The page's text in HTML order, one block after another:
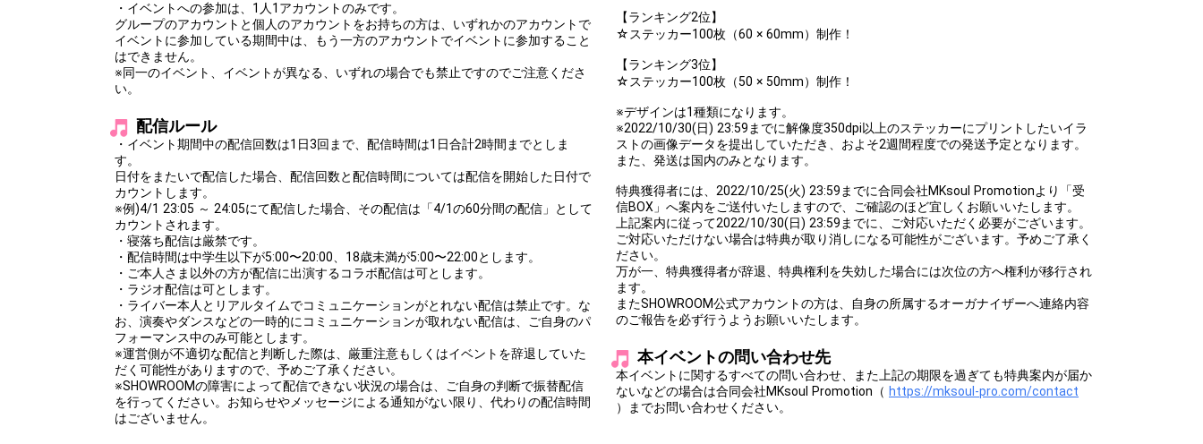
・イベントへの参加は、1人1アカウントのみです。
グループのアカウントと個人のアカウントをお持ちの方は、いずれかのアカウントで
イベントに参加している期間中は、もう一方のアカウントでイベントに参加すること
はできません。
※同一のイベント、イベントが異なる、いずれの場合でも禁止ですのでご注意くださ
い。
配信ルール
・イベント期間中の配信回数は1日3回まで、配信時間は1日合計2時間までとしま
す。
日付をまたいで配信した場合、配信回数と配信時間については配信を開始した日付で
カウントします。
※例)4/1 23:05 ～ 24:05にて配信した場合、その配信は「4/1の60分間の配信」として
カウントされます。
・寝落ち配信は厳禁です。
・配信時間は中学生以下が5:00〜20:00、18歳未満が5:00〜22:00とします。
・ご本人さま以外の方が配信に出演するコラボ配信は可とします。
・ラジオ配信は可とします。
・ライバー本人とリアルタイムでコミュニケーションがとれない配信は禁止です。な
お、演奏やダンスなどの一時的にコミュニケーションが取れない配信は、ご自身のパ
フォーマンス中のみ可能とします。
※運営側が不適切な配信と判断した際は、厳重注意もしくはイベントを辞退していた
だく可能性がありますので、予めご了承ください。
※SHOWROOMの障害によって配信できない状況の場合は、ご自身の判断で振替配信
を行ってください。お知らせやメッセージによる通知がない限り、代わりの配信時間
はございません。
【ランキング2位】
☆ステッカー100枚（60 × 60mm）制作！
【ランキング3位】
☆ステッカー100枚（50 × 50mm）制作！
※デザインは1種類になります。
※2022/10/30(日) 23:59までに解像度350dpi以上のステッカーにプリントしたいイラ
ストの画像データを提出していただき、およそ2週間程度での発送予定となります。
また、発送は国内のみとなります。
特典獲得者には、2022/10/25(火) 23:59までに合同会社MKsoul Promotionより「受
信BOX」へ案内をご送付いたしますので、ご確認のほど宜しくお願いいたします。
上記案内に従って2022/10/30(日) 23:59までに、ご対応いただく必要がございます。
ご対応いただけない場合は特典が取り消しになる可能性がございます。予めご了承く
ださい。
万が一、特典獲得者が辞退、特典権利を失効した場合には次位の方へ権利が移行され
ます。
またSHOWROOM公式アカウントの方は、自身の所属するオーガナイザーへ連絡内容
のご報告を必ず行うようお願いいたします。
本イベントの問い合わせ先
本イベントに関するすべての問い合わせ、また上記の期限を過ぎても特典案内が届か
ないなどの場合は合同会社MKsoul Promotion（ https://mksoul-pro.com/contact
）までお問い合わせください。